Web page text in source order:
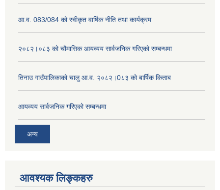
आ.व. 083/084 को स्वीकृत वार्षिक नीति तथा कार्यक्रम
२०८२।०८३ को चौमासिक आयव्यय सार्वजनिक गरिएको सम्बन्धमा
तिनाउ गाउँपालिकाको चालु आ.व. २०८२।0८३ को बार्षिक किताब
आयव्यय सार्वजनिक गरिएको सम्बन्धमा
अन्य
आवश्यक लिङ्कहरु